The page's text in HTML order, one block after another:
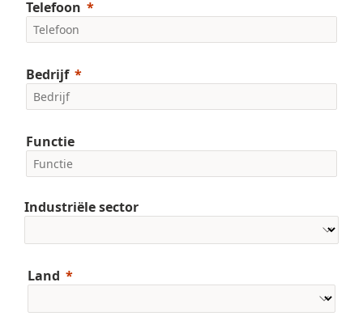
Telefoon
Bedrijf
Functie
Industriële sector
Land